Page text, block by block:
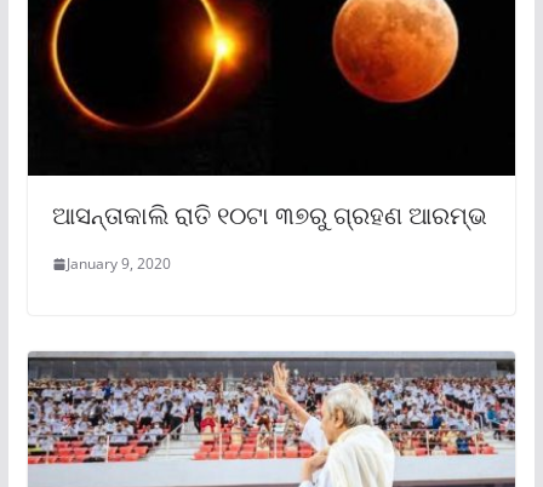
ଆସନ୍ତାକାଲି ରାତି ୧୦ଟା ୩୭ରୁ ଗ୍ରହଣ ଆରମ୍ଭ
January 9, 2020